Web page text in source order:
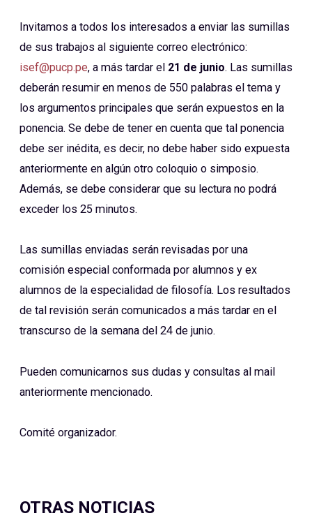
Invitamos a todos los interesados a enviar las sumillas
de sus trabajos al siguiente correo electrónico:
isef@pucp.pe, a más tardar el 21 de junio. Las sumillas
deberán resumir en menos de 550 palabras el tema y
los argumentos principales que serán expuestos en la
ponencia. Se debe de tener en cuenta que tal ponencia
debe ser inédita, es decir, no debe haber sido expuesta
anteriormente en algún otro coloquio o simposio.
Además, se debe considerar que su lectura no podrá
exceder los 25 minutos.
Las sumillas enviadas serán revisadas por una
comisión especial conformada por alumnos y ex
alumnos de la especialidad de filosofía. Los resultados
de tal revisión serán comunicados a más tardar en el
transcurso de la semana del 24 de junio.
Pueden comunicarnos sus dudas y consultas al mail
anteriormente mencionado.
Comité organizador.
OTRAS NOTICIAS